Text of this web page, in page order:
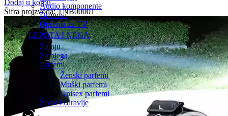
Audio komponente
Dronovi
Oprema za TV
LEPOTA I NEGA
Za nju
Za njega
Parfemi
Ženski parfemi
Muški parfemi
Unisex parfemi
Život i zdravlje
Dodaj u korpu
Šifra proizvoda:TNB00001